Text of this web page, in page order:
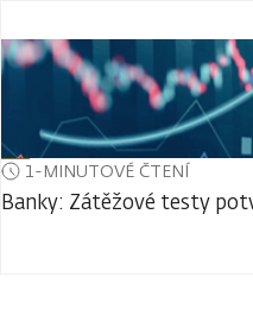
1-MINUTOVÉ ČTENÍ
Banky: Zátěžové testy